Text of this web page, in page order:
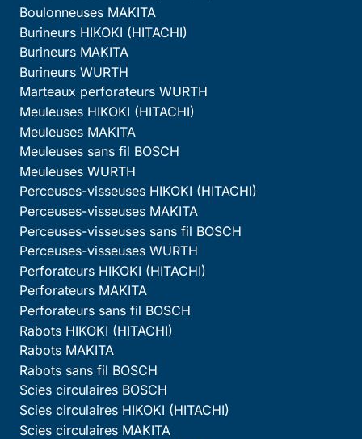
Boulonneuses MAKITA
Burineurs HIKOKI (HITACHI)
Burineurs MAKITA
Burineurs WURTH
Marteaux perforateurs WURTH
Meuleuses HIKOKI (HITACHI)
Meuleuses MAKITA
Meuleuses sans fil BOSCH
Meuleuses WURTH
Perceuses-visseuses HIKOKI (HITACHI)
Perceuses-visseuses MAKITA
Perceuses-visseuses sans fil BOSCH
Perceuses-visseuses WURTH
Perforateurs HIKOKI (HITACHI)
Perforateurs MAKITA
Perforateurs sans fil BOSCH
Rabots HIKOKI (HITACHI)
Rabots MAKITA
Rabots sans fil BOSCH
Scies circulaires BOSCH
Scies circulaires HIKOKI (HITACHI)
Scies circulaires MAKITA